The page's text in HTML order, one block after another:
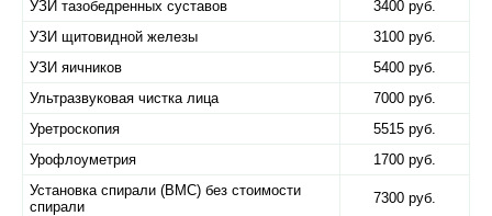
УЗИ тазобедренных суставов
3400 руб.
УЗИ щитовидной железы
3100 руб.
УЗИ яичников
5400 руб.
Ультразвуковая чистка лица
7000 руб.
Уретроскопия
5515 руб.
Урофлоуметрия
1700 руб.
Установка спирали (ВМС) без стоимости
спирали
7300 руб.